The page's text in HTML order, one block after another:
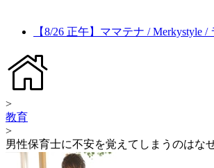
【8/26 正午】ママテナ / Merkystyle
>
教育
>
男性保育士に不安を覚えてしまうのはな